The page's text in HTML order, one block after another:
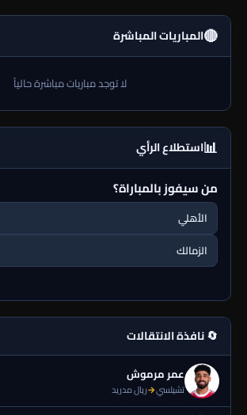
🔴المباريات المباشرة
لا توجد مباريات مباشرة حالياً
📊استطلاع الرأي
من سيفوز بالمباراة؟
الأهلي
الزمالك
🔄 نافذة الانتقالات
عمر مرموش
تشيلسي→ريال مدريد